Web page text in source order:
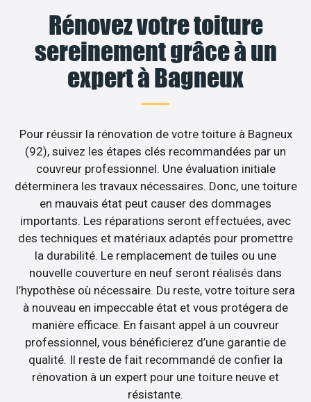
Rénovez votre toiture
sereinement grâce à un
expert à Bagneux
Pour réussir la rénovation de votre toiture à Bagneux
(92), suivez les étapes clés recommandées par un
couvreur professionnel. Une évaluation initiale
déterminera les travaux nécessaires. Donc, une toiture
en mauvais état peut causer des dommages
importants. Les réparations seront effectuées, avec
des techniques et matériaux adaptés pour promettre
la durabilité. Le remplacement de tuiles ou une
nouvelle couverture en neuf seront réalisés dans
l’hypothèse où nécessaire. Du reste, votre toiture sera
à nouveau en impeccable état et vous protégera de
manière efficace. En faisant appel à un couvreur
professionnel, vous bénéficierez d’une garantie de
qualité. Il reste de fait recommandé de confier la
rénovation à un expert pour une toiture neuve et
résistante.